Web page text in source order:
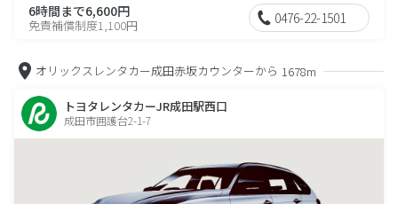
6時間まで6,600円
免責補償制度1,100円 0476-22-1501
オリックスレンタカー成田赤坂カウンターから 1678m
トヨタレンタカーJR成田駅西口
成田市囲護台2-1-7